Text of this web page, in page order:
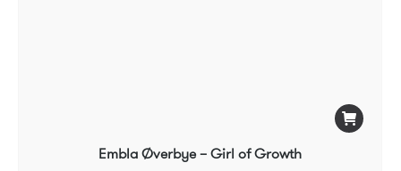
Embla Øverbye – Girl of Growth